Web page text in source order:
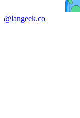
@langeek.co